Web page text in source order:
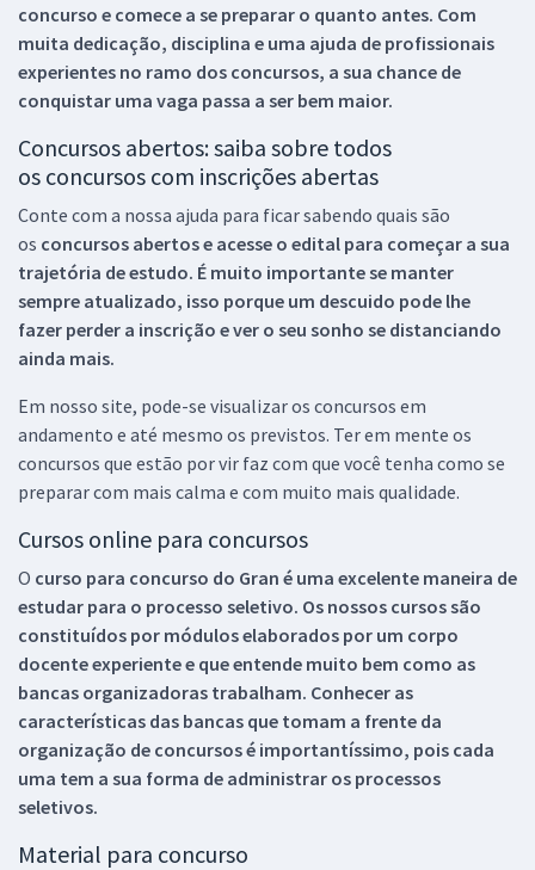
concurso e comece a se preparar o quanto antes. Com
muita dedicação, disciplina e uma ajuda de profissionais
experientes no ramo dos concursos, a sua chance de
conquistar uma vaga passa a ser bem maior.
Concursos abertos: saiba sobre todos
os concursos com inscrições abertas
Conte com a nossa ajuda para ficar sabendo quais são
os concursos abertos e acesse o edital para começar a sua
trajetória de estudo. É muito importante se manter
sempre atualizado, isso porque um descuido pode lhe
fazer perder a inscrição e ver o seu sonho se distanciando
ainda mais.
Em nosso site, pode-se visualizar os concursos em
andamento e até mesmo os previstos. Ter em mente os
concursos que estão por vir faz com que você tenha como se
preparar com mais calma e com muito mais qualidade.
Cursos online para concursos
O curso para concurso do Gran é uma excelente maneira de
estudar para o processo seletivo. Os nossos cursos são
constituídos por módulos elaborados por um corpo
docente experiente e que entende muito bem como as
bancas organizadoras trabalham. Conhecer as
características das bancas que tomam a frente da
organização de concursos é importantíssimo, pois cada
uma tem a sua forma de administrar os processos
seletivos.
Material para concurso